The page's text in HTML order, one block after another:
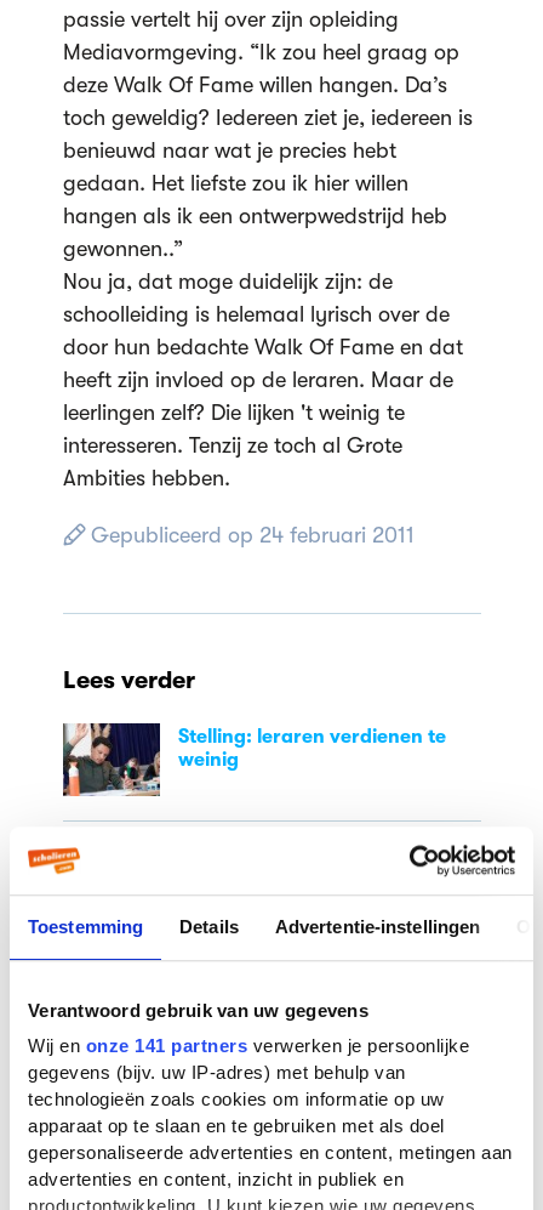
Toestemming Details Advertentie-instellingen
Verantwoord gebruik van uw gegevens
Wij en onze 141 partners verwerken je persoonlijke
gegevens (bijv. uw IP-adres) met behulp van
technologieën zoals cookies om informatie op uw
apparaat op te slaan en te gebruiken met als doel
gepersonaliseerde advertenties en content, metingen aan
advertenties en content, inzicht in publiek en
passie vertelt hij over zijn opleiding
Mediavormgeving. “Ik zou heel graag op
deze Walk Of Fame willen hangen. Da’s
toch geweldig? Iedereen ziet je, iedereen is
benieuwd naar wat je precies hebt
gedaan. Het liefste zou ik hier willen
hangen als ik een ontwerpwedstrijd heb
gewonnen..”
Nou ja, dat moge duidelijk zijn: de
schoolleiding is helemaal lyrisch over de
door hun bedachte Walk Of Fame en dat
heeft zijn invloed op de leraren. Maar de
leerlingen zelf? Die lijken 't weinig te
interesseren. Tenzij ze toch al Grote
Ambities hebben.
Gepubliceerd op 24 februari 2011
Lees verder
Stelling: leraren verdienen te
weinig
Studiekeuze in AI-tijdperk:
in debatteren
Populaire blogs